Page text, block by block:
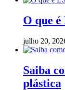
O que é
julho 20,
Saiba
plástica